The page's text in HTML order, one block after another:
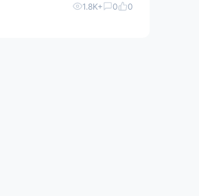
1.8K+ 0 0